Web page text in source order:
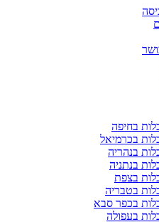
בחיפה
בכרמיאל
בנהריה
בנתניה
בצפת
בטבריה
בכפר סבא
בעפולה